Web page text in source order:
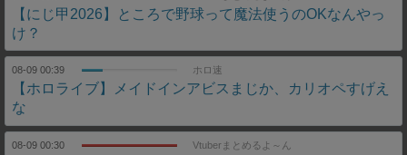
【にじ甲2026】ところで野球って魔法使うのOKなんやっ
け？
08-09 00:39 ホロ速
【ホロライブ】メイドインアビスまじか、カリオペすげえ
な
08-09 00:30 Vtuberまとめるよ～ん